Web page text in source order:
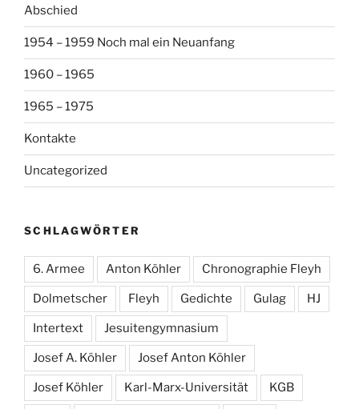
Abschied
1954 – 1959 Noch mal ein Neuanfang
1960 – 1965
1965 – 1975
Kontakte
Uncategorized
SCHLAGWÖRTER
6. Armee Anton Köhler Chronographie Fleyh
Dolmetscher Fleyh Gedichte Gulag HJ
Intertext Jesuitengymnasium
Josef A. Köhler Josef Anton Köhler
Josef Köhler Karl-Marx-Universität KGB